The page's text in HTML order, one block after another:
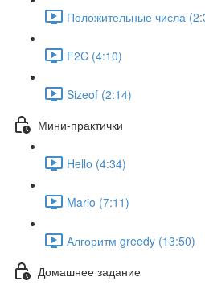
Положительные числа
F2C (4:10)
Sizeof (2:14)
Мини-практички
Hello (4:34)
Mario (7:11)
Алгоритм greedy (13:50)
Домашнее задание